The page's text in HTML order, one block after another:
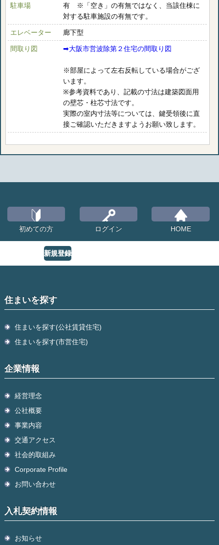
駐車場
有 ※「空き」の有無ではなく、当該住棟に
対する駐車施設の有無です。
エレベーター 廊下型
間取り図 ➡︎大阪市営波除第２住宅の間取り図
※部屋によって左右反転している場合がござ
います。
※参考資料であり、記載の寸法は建築図面用
の壁芯・柱芯寸法です。
実際の室内寸法等については、鍵受領後に直
接ご確認いただきますようお願い致します。
初めての方 ログイン HOME
新規登録
住まいを探す
住まいを探す(公社賃貸住宅)
住まいを探す(市営住宅)
企業情報
経営理念
公社概要
事業内容
交通アクセス
社会的取組み
Corporate Profile
お問い合わせ
入札契約情報
お知らせ